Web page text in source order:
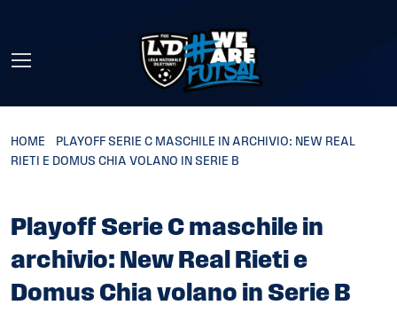
HOME
PLAYOFF SERIE C MASCHILE IN ARCHIVIO: NEW REAL
RIETI E DOMUS CHIA VOLANO IN SERIE B
Playoff Serie C maschile in
archivio: New Real Rieti e
Domus Chia volano in Serie B